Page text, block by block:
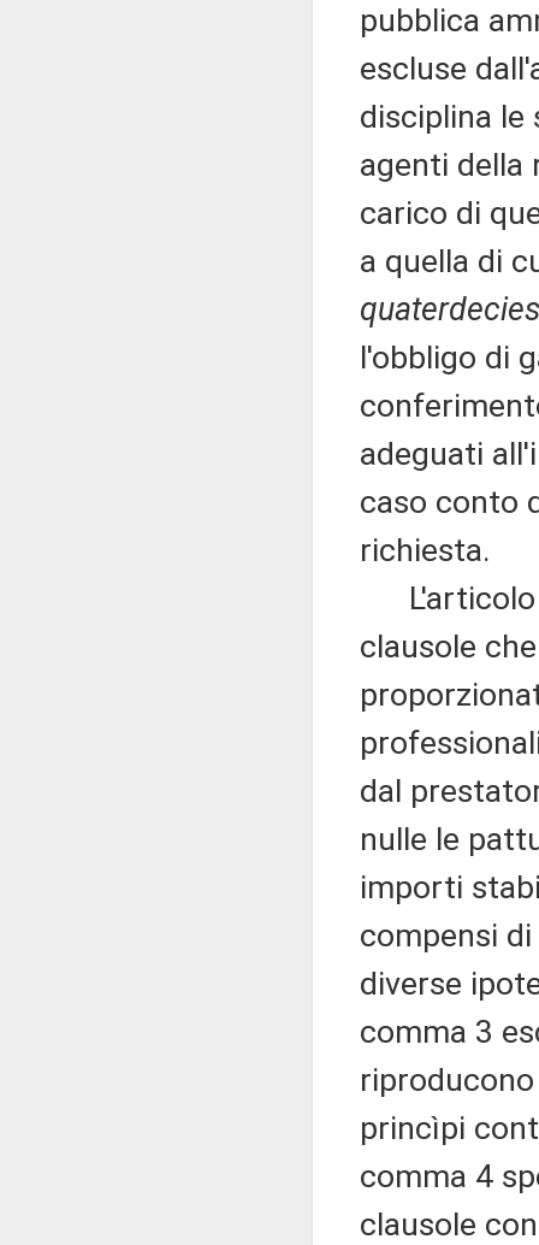
pubblica
escluse
disciplina le
agenti della
carico di
a quella di
quaterdecies
l'obbligo di
adeguati
caso conto
richiesta.
L'articolo
clausole
dal
nulle le
importi
compensi
diverse
comma 3
princìpi
comma 4
clausole